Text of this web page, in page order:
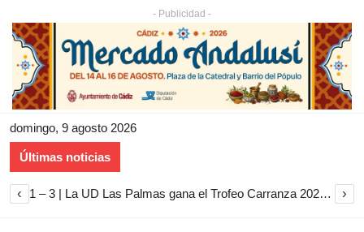
- Publicidad -
domingo, 9 agosto 2026
Últimas noticias
‹ 1 – 3 | La UD Las Palmas gana el Trofeo Carranza 2026 tras imponerse al Cádiz CF ›